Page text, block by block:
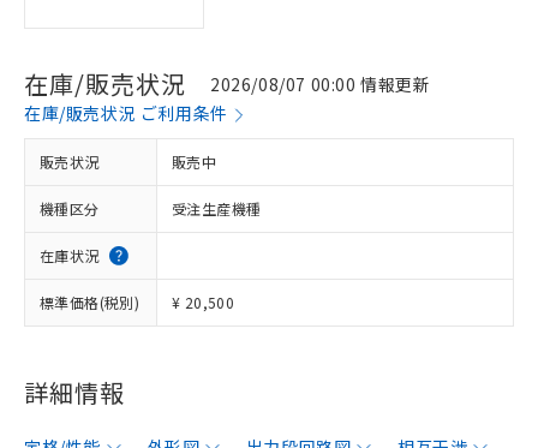
在庫/販売状況
2026/08/07 00:00 情報更新
在庫/販売状況 ご利用条件
販売状況 販売中
機種区分 受注生産機種
在庫状況
標準価格(税別) ¥ 20,500
詳細情報